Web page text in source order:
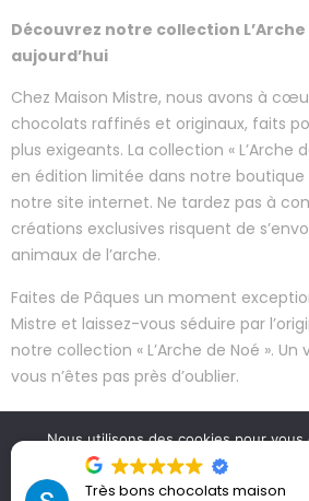
Découvrez notre collection L’Arche
aujourd’hui
Chez Maison Mistre, nous avons à
chocolats raffinés et originaux, faits
plus exigeants. La collection « L’Arche
en édition limitée dans notre boutique
notre site internet. Ne tardez pas à
créations exclusives risquent de
animaux de l’arche.
Faites de Pâques un moment
Mistre et laissez-vous séduire par
notre collection « L’Arche de Noé ».
vous n’êtes pas près d’oublier.
MAISON MISTRE |
CHOCOLATERIE À
Nous utilisons des cookies pour vous
expérience possible sur notre site
naviguer sur le site, vous en
Très bons chocolats maison